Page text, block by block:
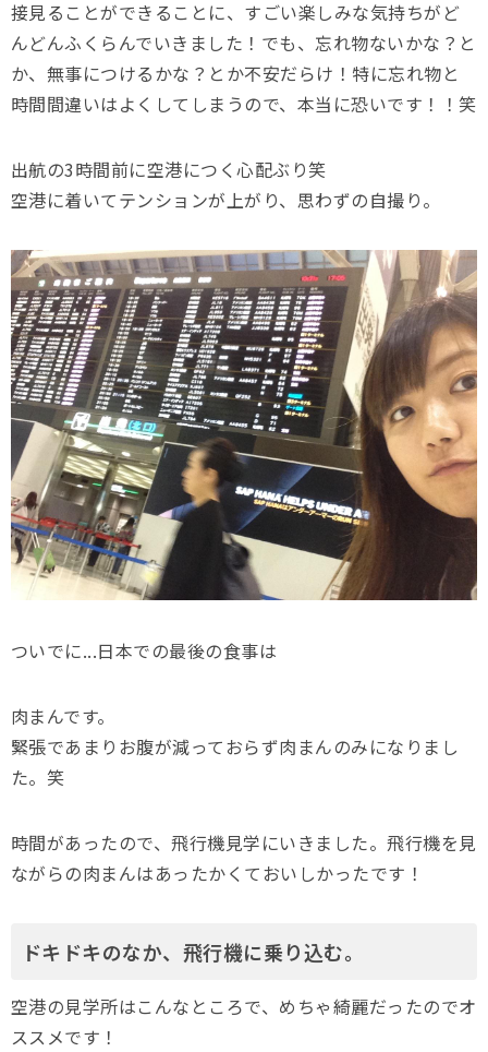
接見ることができることに、すごい楽しみな気持ちがど
んどんふくらんでいきました！でも、忘れ物ないかな？と
か、無事につけるかな？とか不安だらけ！特に忘れ物と
時間間違いはよくしてしまうので、本当に恐いです！！笑
出航の3時間前に空港につく心配ぶり笑
空港に着いてテンションが上がり、思わずの自撮り。
ついでに...日本での最後の食事は
肉まんです。
緊張であまりお腹が減っておらず肉まんのみになりまし
た。笑
時間があったので、飛行機見学にいきました。飛行機を見
ながらの肉まんはあったかくておいしかったです！
ドキドキのなか、飛行機に乗り込む。
空港の見学所はこんなところで、めちゃ綺麗だったのでオ
ススメです！